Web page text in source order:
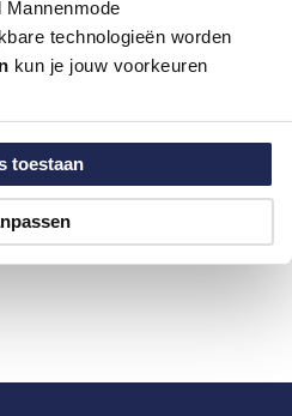
Mannenmode
technologieën worden
kun je jouw voorkeuren
toestaan